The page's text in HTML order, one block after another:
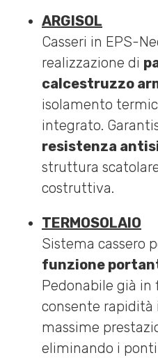
ARGISOL
Casseri in EPS-
realizzazione di
calcestruzzo
isolamento
integrato.
resistenza
struttura
costruttiva.
TERMOSOLAIO
Sistema cassero
funzione
Pedonabile già in
consente rapidità
massime
eliminando i